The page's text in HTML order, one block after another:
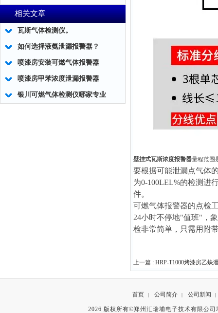
相关文章
瓦斯气体检测仪。
如何选择液氨泄漏报警器？
喷漆房安装可燃气体报警器
喷漆房甲苯浓度泄漏报警器
银川可燃气体检测仪哪家专业
壁挂式瓦斯浓度报警器量程范围
要根据可能泄漏点气体
为0-100LEL%的检测进
件。
可燃气体报警器的点检
24小时不停地"值班"，
检非常简单，只需用附
上一篇 : HRP-T1000烤漆房乙炔
首页 | 公司简介 | 公司新闻 |
2026 版权所有©郑州汇瑞埔电子技术有限公